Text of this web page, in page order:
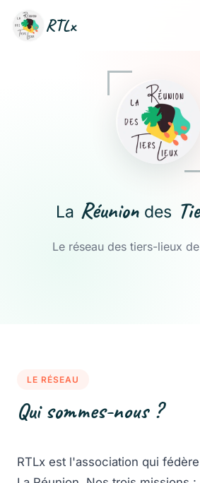
RTLx
La Réunion des
Le réseau des tiers-lieux
LE RÉSEAU
Qui sommes-nous ?
RTLx est l'association qui